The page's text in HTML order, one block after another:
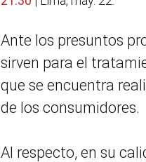
Ante los presuntos
sirven para el
que se encuentra
de los consumidores.
Al respecto, en su